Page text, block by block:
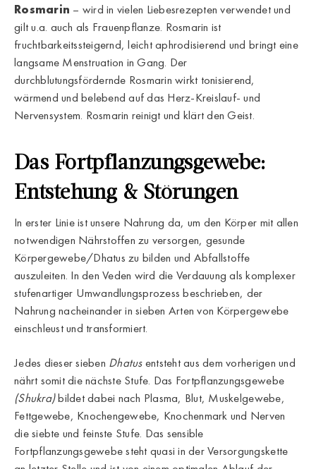
Rosmarin – wird in vielen Liebesrezepten verwendet und
gilt u.a. auch als Frauenpflanze. Rosmarin ist
fruchtbarkeitssteigernd, leicht aphrodisierend und bringt eine
langsame Menstruation in Gang. Der
durchblutungsfördernde Rosmarin wirkt tonisierend,
wärmend und belebend auf das Herz-Kreislauf- und
Nervensystem. Rosmarin reinigt und klärt den Geist.
Das Fortpflanzungsgewebe:
Entstehung & Störungen
In erster Linie ist unsere Nahrung da, um den Körper mit allen
notwendigen Nährstoffen zu versorgen, gesunde
Körpergewebe/Dhatus zu bilden und Abfallstoffe
auszuleiten. In den Veden wird die Verdauung als komplexer
stufenartiger Umwandlungsprozess beschrieben, der
Nahrung nacheinander in sieben Arten von Körpergewebe
einschleust und transformiert.
Jedes dieser sieben Dhatusentsteht aus dem vorherigen und
nährt somit die nächste Stufe. Das Fortpflanzungsgewebe
(Shukra)bildet dabei nach Plasma, Blut, Muskelgewebe,
Fettgewebe, Knochengewebe, Knochenmark und Nerven
die siebte und feinste Stufe. Das sensible
Fortpflanzungsgewebe steht quasi in der Versorgungskette